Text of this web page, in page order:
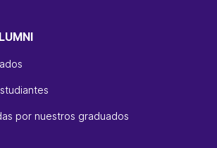
por nuestros graduados